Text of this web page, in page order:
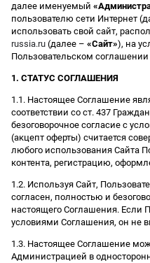
далее именуемый
пользователю сети Интернет
использовать свой сайт,
russia.ru (далее – «Сайт»), на
Пользовательском
1. СТАТУС СОГЛАШЕНИЯ
1.1. Настоящее Соглашение
соответствии со ст. 437
безоговорочное согласие с
(акцепт оферты) считается
любого использования Сайта
контента, регистрацию,
1.2. Используя Сайт,
согласен, полностью и
настоящего Соглашения. Если
условиями Соглашения, он не
1.3. Настоящее Соглашение
Администрацией в